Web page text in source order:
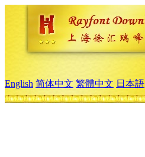
English 简体中文 繁體中文 日本語